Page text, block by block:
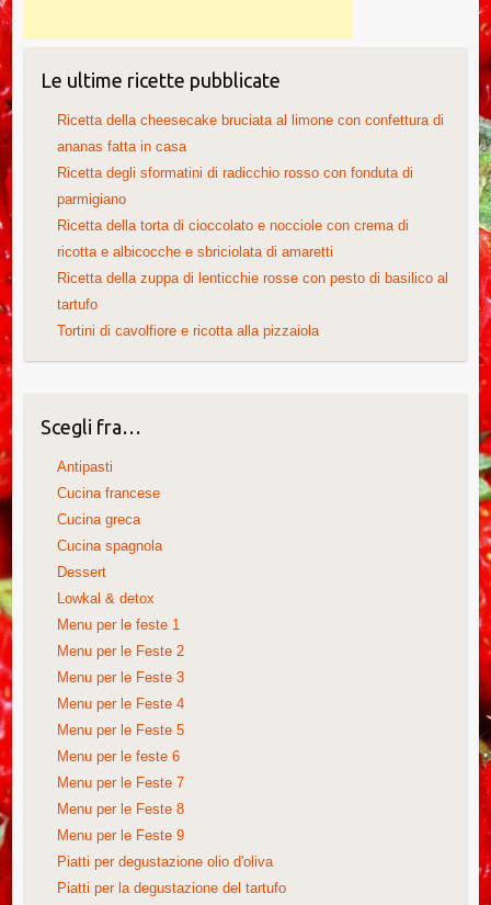
Le ultime ricette pubblicate
Ricetta della cheesecake bruciata al limone con confettura di
ananas fatta in casa
Ricetta degli sformatini di radicchio rosso con fonduta di
parmigiano
Ricetta della torta di cioccolato e nocciole con crema di
ricotta e albicocche e sbriciolata di amaretti
Ricetta della zuppa di lenticchie rosse con pesto di basilico al
tartufo
Tortini di cavolfiore e ricotta alla pizzaiola
Scegli fra…
Antipasti
Cucina francese
Cucina greca
Cucina spagnola
Dessert
Lowkal & detox
Menu per le feste 1
Menu per le Feste 2
Menu per le Feste 3
Menu per le Feste 4
Menu per le Feste 5
Menu per le feste 6
Menu per le Feste 7
Menu per le Feste 8
Menu per le Feste 9
Piatti per degustazione olio d'oliva
Piatti per la degustazione del tartufo